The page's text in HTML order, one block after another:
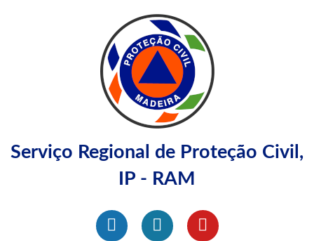
Serviço Regional de Proteção Civil,
IP - RAM